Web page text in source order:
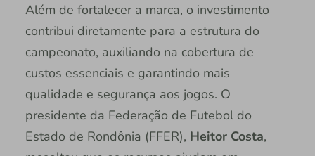
Além de fortalecer a marca, o investimento
contribui diretamente para a estrutura do
campeonato, auxiliando na cobertura de
custos essenciais e garantindo mais
qualidade e segurança aos jogos. O
presidente da Federação de Futebol do
Estado de Rondônia (FFER), Heitor Costa,